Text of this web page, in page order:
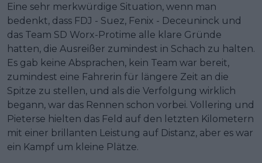
Eine sehr merkwürdige Situation, wenn man
bedenkt, dass FDJ - Suez, Fenix - Deceuninck und
das Team SD Worx-Protime alle klare Gründe
hatten, die Ausreißer zumindest in Schach zu halten.
Es gab keine Absprachen, kein Team war bereit,
zumindest eine Fahrerin für längere Zeit an die
Spitze zu stellen, und als die Verfolgung wirklich
begann, war das Rennen schon vorbei. Vollering und
Pieterse hielten das Feld auf den letzten Kilometern
mit einer brillanten Leistung auf Distanz, aber es war
ein Kampf um kleine Plätze.